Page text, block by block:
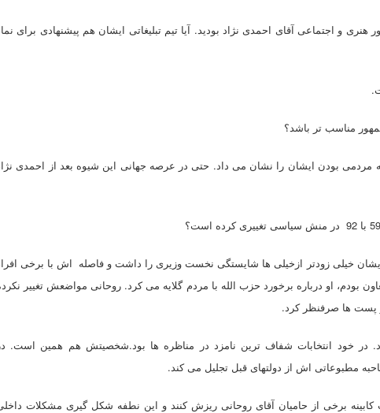
و اجتماعی آقای احمدی نژاد بودید. آیا تیم تبلیغاتی ایشان هم پیشنهادی برای
مناسب تر باشد؟
مردمی بودن ایشان را نشان می داد. حتی در عرصه جهانی این شیوه بعد از احمدی
خیلی زودتر ازخیلی ها شایستگی نخست وزیری را داشت و فاصله اش با برخی
او درباره برخورد حزب الله با مردم گلایه می کرد. روحانی مواضعش تغییر
پست ها صرفنظر کرد.
خود انتخابات شفاف ترین نامزد در مناظره ها بود.شخصیتش هم همین است. در
مطبوعاتی اش از دولتهای قبل تجلیل می کند.
برخی از حامیان آقای روحانی ریزش کنند و این نطفه شکل گیری مشکلات